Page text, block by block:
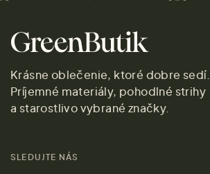
Krásne oblečenie, ktoré dobre sedí.
Príjemné materiály, pohodlné strihy
a starostlivo vybrané značky.
SLEDUJTE NÁS